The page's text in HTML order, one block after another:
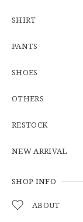
SHIRT
PANTS
SHOES
OTHERS
RESTOCK
NEW ARRIVAL
SHOP INFO
ABOUT